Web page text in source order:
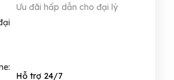
Ưu đãi hấp dẫn cho đại lý
Hỗ trợ 24/7